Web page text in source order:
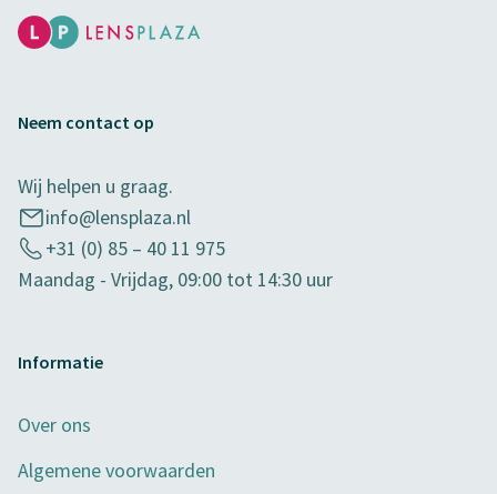
Neem contact op
Wij helpen u graag.
info@lensplaza.nl
+31 (0) 85 – 40 11 975
Maandag - Vrijdag, 09:00 tot 14:30 uur
Informatie
Over ons
Algemene voorwaarden